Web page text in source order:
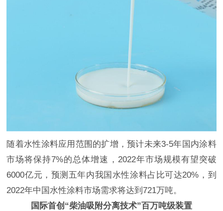
随着水性涂料应用范围的扩增，预计未来3-5年国内涂料
市场将保持7%的总体增速，2022年市场规模有望突破
6000亿元，预测五年内我国水性涂料占比可达20%，到
2022年中国水性涂料市场需求将达到721万吨。
国际首创“柴油吸附分离技术”百万吨级装置